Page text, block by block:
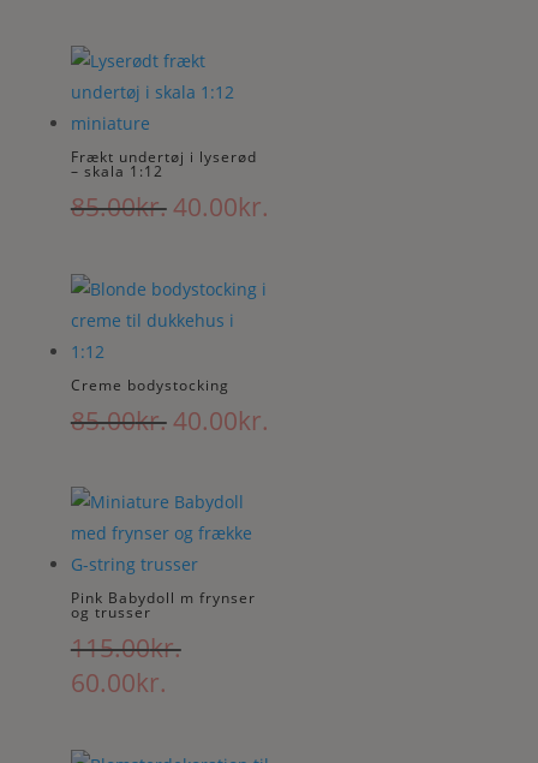
var:
85.00kr..
Frækt undertøj i lyserød
– skala 1:12
85.00kr.Den
var:
85.00kr..
40.00kr.
Creme bodystocking
85.00kr.Den
var:
85.00kr..
40.00kr.
Pink Babydoll m frynser
og trusser
115.00kr.
Den
pris
60.00kr.